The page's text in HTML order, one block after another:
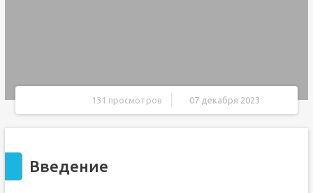
131 просмотров 07 декабря 2023
Введение